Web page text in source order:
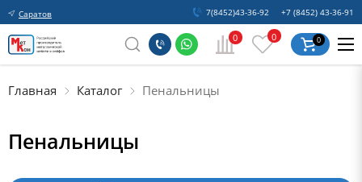
Саратов 7(8452)43-36-92 +7 (8452) 43-36-91
0 0 0
Главная Каталог Пенальницы
Пенальницы